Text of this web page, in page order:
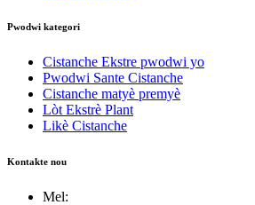
Pwodwi kategori
Cistanche Ekstre pwodwi yo
Pwodwi Sante Cistanche
Cistanche matyè premyè
Lòt Ekstrè Plant
Likè Cistanche
Kontakte nou
Mel: